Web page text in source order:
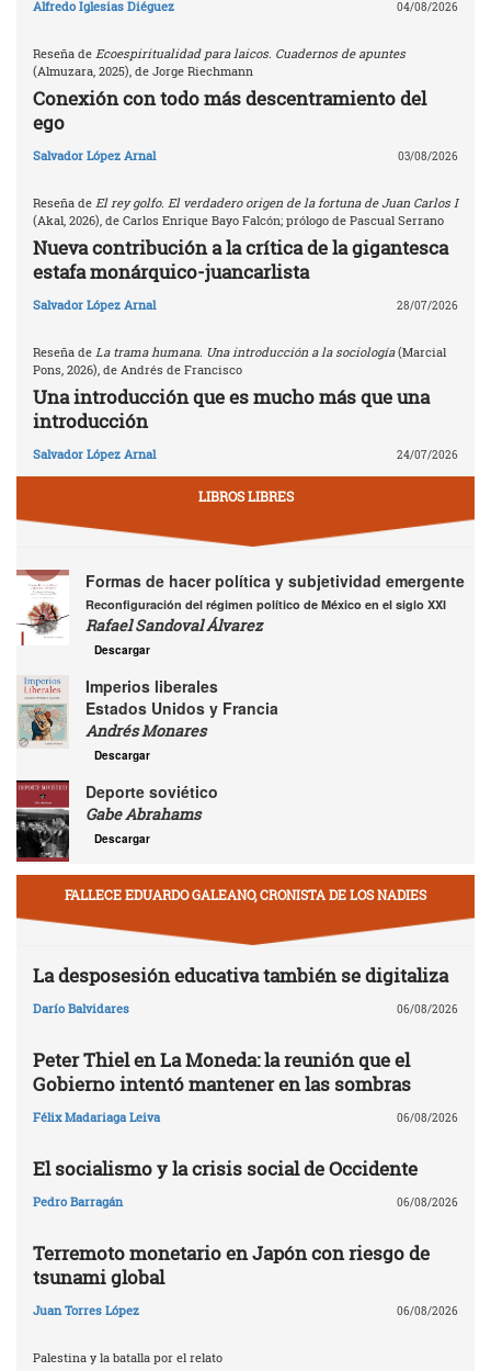
Alfredo Iglesias Diéguez 04/08/2026
Reseña de Ecoespiritualidad para laicos. Cuadernos de apuntes
(Almuzara, 2025), de Jorge Riechmann
Conexión con todo más descentramiento del
ego
Salvador López Arnal 03/08/2026
Reseña de El rey golfo. El verdadero origen de la fortuna de Juan Carlos I
(Akal, 2026), de Carlos Enrique Bayo Falcón; prólogo de Pascual Serrano
Nueva contribución a la crítica de la gigantesca
estafa monárquico-juancarlista
Salvador López Arnal 28/07/2026
Reseña de La trama humana. Una introducción a la sociología(Marcial
Pons, 2026), de Andrés de Francisco
Una introducción que es mucho más que una
introducción
Salvador López Arnal 24/07/2026
LIBROS LIBRES
Formas de hacer política y subjetividad emergente
Reconfiguración del régimen político de México en el siglo XXI
Rafael Sandoval Álvarez
Descargar
Imperios liberales
Estados Unidos y Francia
Andrés Monares
Descargar
Deporte soviético
Gabe Abrahams
Descargar
FALLECE EDUARDO GALEANO, CRONISTA DE LOS NADIES
La desposesión educativa también se digitaliza
Darío Balvidares 06/08/2026
Peter Thiel en La Moneda: la reunión que el
Gobierno intentó mantener en las sombras
Félix Madariaga Leiva 06/08/2026
El socialismo y la crisis social de Occidente
Pedro Barragán 06/08/2026
Terremoto monetario en Japón con riesgo de
tsunami global
Juan Torres López 06/08/2026
Palestina y la batalla por el relato